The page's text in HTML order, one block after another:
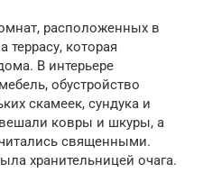
расположенных в
которая
В интерьере
обустройство
скамеек, сундука и
вешали ковры и шкуры, а
священными.
хранительницей очага.